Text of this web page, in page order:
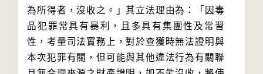
為所得者，沒收之。」其立法理由為：「因毒
品犯罪常具有暴利，且多具有集團性及常習
性，考量司法實務上，對於查獲時無法證明與
本次犯罪有關，但可能與其他違法行為有關聯